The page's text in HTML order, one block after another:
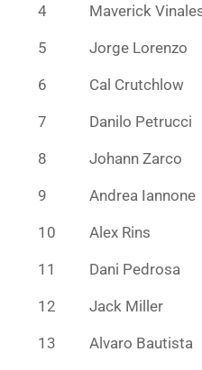
4 Maverick
5 Jorge Lorenzo
6 Cal Crutchlow
7 Danilo Petrucci
8 Johann Zarco
9 Andrea Iannone
10 Alex Rins
11 Dani Pedrosa
12 Jack Miller
13 Alvaro Bautista